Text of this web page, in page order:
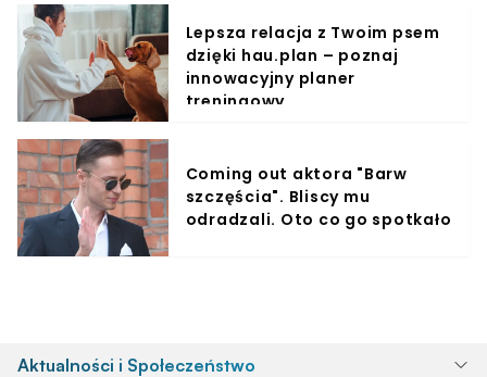
Lepsza relacja z Twoim psem
dzięki hau.plan – poznaj
innowacyjny planer
treningowy
Coming out aktora "Barw
szczęścia". Bliscy mu
odradzali. Oto co go spotkało
Aktualności i Społeczeństwo